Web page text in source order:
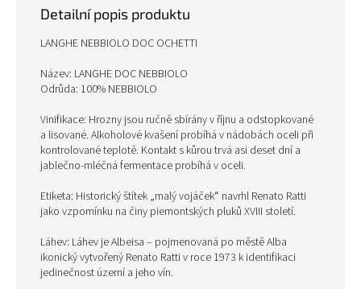
Detailní popis produktu
LANGHE NEBBIOLO DOC OCHETTI
Název: LANGHE DOC NEBBIOLO
Odrůda: 100% NEBBIOLO
Vinifikace: Hrozny jsou ručně sbírány v říjnu a odstopkované
a lisované. Alkoholové kvašení probíhá v nádobách oceli při
kontrolované teplotě. Kontakt s kůrou trvá asi deset dní a
jablečno-mléčná fermentace probíhá v oceli.
Etiketa: Historický štítek „malý vojáček“ navrhl Renato Ratti
jako vzpomínku na činy piemontských pluků XVIII století.
Láhev: Láhev je Albeisa – pojmenovaná po městě Alba
ikonický vytvořený Renato Ratti v roce 1973 k identifikaci
jedinečnost území a jeho vín.